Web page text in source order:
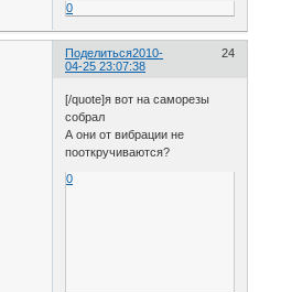
0
Поделиться 24
2010-
04-25 23:07:38
[/quote]я вот на саморезы
собрал
А они от вибрации не
пооткручиваются?
0